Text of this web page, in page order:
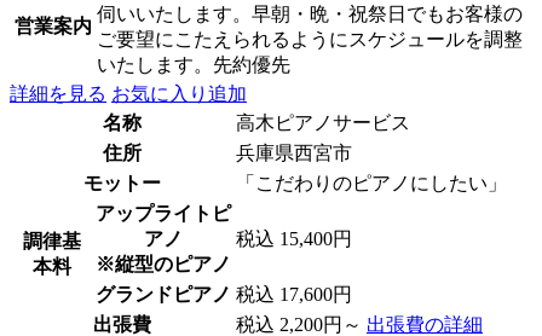
営業案内
伺いいたします。早朝・晩・祝祭日でもお客様の
ご要望にこたえられるようにスケジュールを調整
いたします。先約優先
詳細を見る お気に入り追加
名称
高木ピアノサービス
住所
兵庫県西宮市
モットー
「こだわりのピアノにしたい」
調律基
本料
アップライトピ
アノ
※縦型のピアノ
税込 15,400円
グランドピアノ 税込 17,600円
出張費
税込 2,200円～ 出張費の詳細